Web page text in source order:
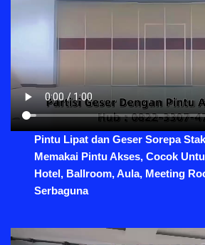
Pintu Lipat dan Geser Sorepa
Memakai Pintu Akses, Cocok
Hotel, Ballroom, Aula, Meeting
Serbaguna